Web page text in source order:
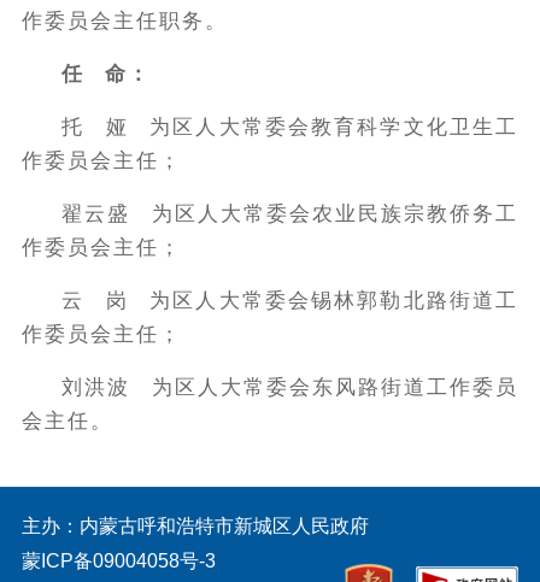
作委员会主任职务。
任 命：
托 娅 为区人大常委会教育科学文化卫生工
作委员会主任；
翟云盛 为区人大常委会农业民族宗教侨务工
作委员会主任；
云 岗 为区人大常委会锡林郭勒北路街道工
作委员会主任；
刘洪波 为区人大常委会东风路街道工作委员
会主任。
主办：内蒙古呼和浩特市新城区人民政府
蒙ICP备09004058号-3